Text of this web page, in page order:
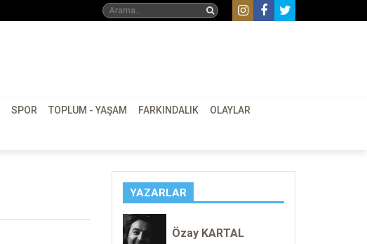
SPOR TOPLUM - YAŞAM FARKINDALIK OLAYLAR
YAZARLAR
Özay KARTAL